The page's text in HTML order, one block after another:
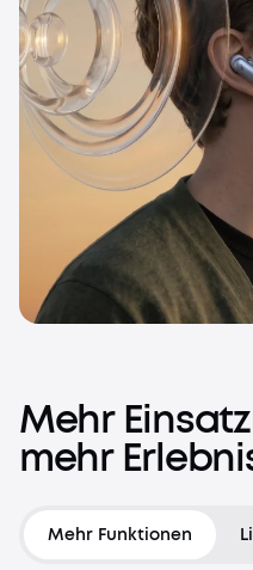
Mehr
mehr
Mehr Funktionen